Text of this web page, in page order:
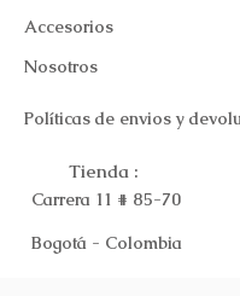
Accesorios
Nosotros
Políticas de envios y
Tienda :
Carrera 11 # 85-70
Bogotá - Colombia